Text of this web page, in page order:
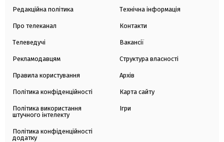
Редакційна політика
Про телеканал
Телеведучі
Рекламодавцям
Правила користування
Політика конфіденційності
Політика використання
штучного інтелекту
Політика конфіденційності
додатку
Технічна інформація
Контакти
Вакансії
Структура власності
Архів
Карта сайту
Ігри